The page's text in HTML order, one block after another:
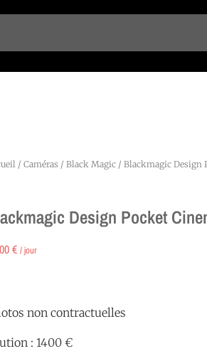
/Caméras /Black Magic / Blackmagic Design
Design Pocket
€ / jour
non contractuelles
: 1400 €